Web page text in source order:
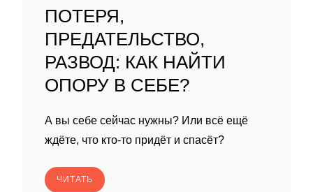
ПОТЕРЯ,
ПРЕДАТЕЛЬСТВО,
РАЗВОД: КАК НАЙТИ
ОПОРУ В СЕБЕ?
А вы себе сейчас нужны? Или всё ещё
ждёте, что кто-то придёт и спасёт?
ЧИТАТЬ